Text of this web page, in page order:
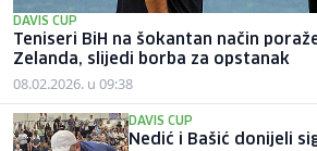
DAVIS CUP
Teniseri BiH na šokantan način
Zelanda, slijedi borba za opstanak
08.02.2026. u 09:38
DAVIS CUP
Nedić i Bašić donijeli